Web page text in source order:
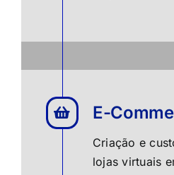
E-
Criação e
lojas virtuais